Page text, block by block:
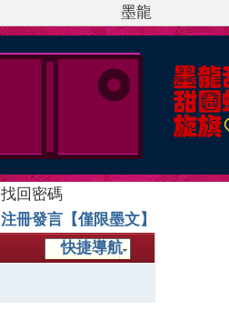
墨龍
找回密碼
注冊發言【僅限墨文】
快捷導航